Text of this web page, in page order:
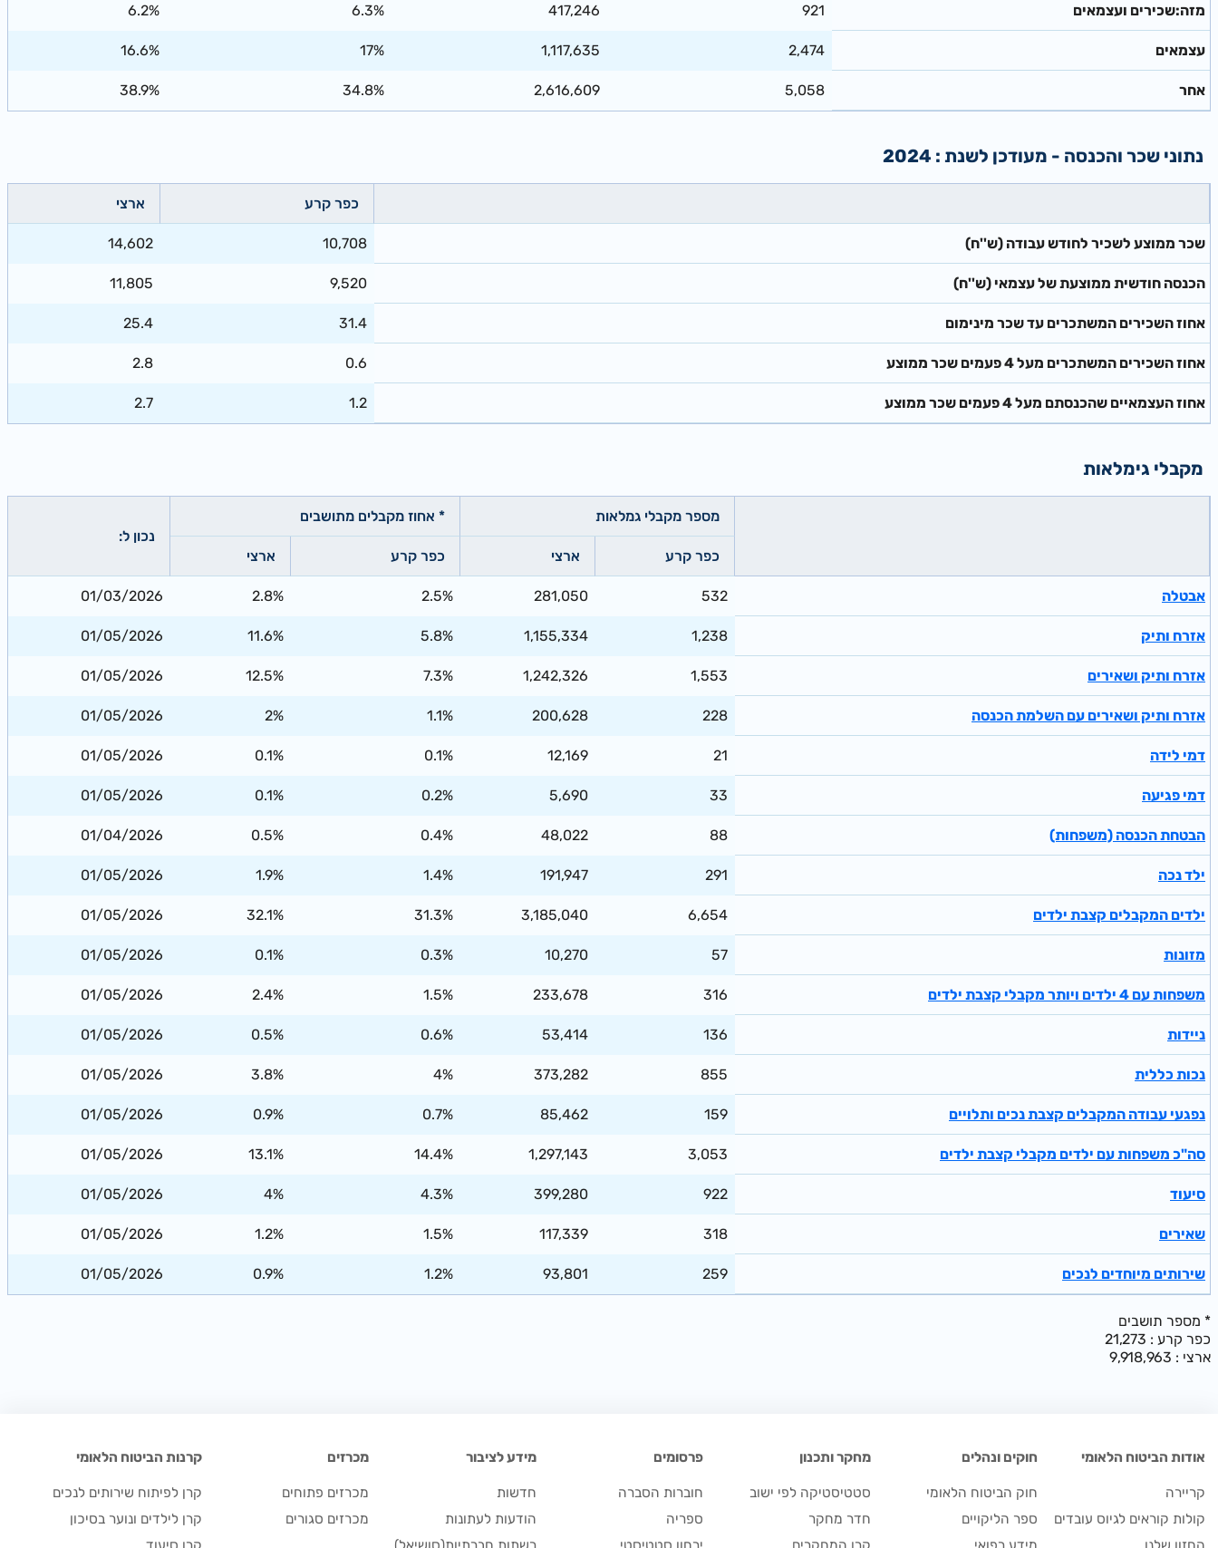
מזה:שכירים ועצמאים 921
417,246
6.3%
6.2%
עצמאים 2,474
1,117,635
17%
16.6%
אחר 5,058
2,616,609
34.8%
38.9%
נתוני שכר והכנסה - מעודכן לשנת : 2024
כפר קרע ארצי
(שכר ממוצע לשכיר לחודש עבודה (ש''ח 10,708
14,602
(הכנסה חודשית ממוצעת של עצמאי (ש''ח 9,520
11,805
אחוז השכירים המשתכרים עד שכר מינימום 31.4
25.4
אחוז השכירים המשתכרים מעל 4 פעמים שכר ממוצע 0.6
2.8
אחוז העצמאיים שהכנסתם מעל 4 פעמים שכר ממוצע 1.2
2.7
מקבלי גימלאות
מספר מקבלי גמלאות
* אחוז מקבלים מתושבים
נכון ל:
כפר קרע
ארצי כפר קרע ארצי
אבטלה 532
281,050
2.5%
2.8%
01/03/2026
אזרח ותיק 1,238
1,155,334
5.8%
11.6%
01/05/2026
אזרח ותיק ושאירים 1,553
1,242,326
7.3%
12.5%
01/05/2026
אזרח ותיק ושאירים עם השלמת הכנסה 228
200,628
1.1%
2%
01/05/2026
דמי לידה 21
12,169
0.1%
0.1%
01/05/2026
דמי פגיעה 33
5,690
0.2%
0.1%
01/05/2026
הבטחת הכנסה (משפחות) 88
48,022
0.4%
0.5%
01/04/2026
ילד נכה 291
191,947
1.4%
1.9%
01/05/2026
ילדים המקבלים קצבת ילדים 6,654
3,185,040
31.3%
32.1%
01/05/2026
מזונות 57
10,270
0.3%
0.1%
01/05/2026
משפחות עם 4 ילדים ויותר מקבלי קצבת ילדים 316
233,678
1.5%
2.4%
01/05/2026
ניידות 136
53,414
0.6%
0.5%
01/05/2026
נכות כללית 855
373,282
4%
3.8%
01/05/2026
נפגעי עבודה המקבלים קצבת נכים ותלויים 159
85,462
0.7%
0.9%
01/05/2026
סה"כ משפחות עם ילדים מקבלי קצבת ילדים 3,053
1,297,143
14.4%
13.1%
01/05/2026
סיעוד 922
399,280
4.3%
4%
01/05/2026
שאירים 318
117,339
1.5%
1.2%
01/05/2026
שירותים מיוחדים לנכים 259
93,801
1.2%
0.9%
01/05/2026
מספר תושבים *
כפר קרע : 21,273
ארצי : 9,918,963
אודות הביטוח הלאומי
קריירה
קולות קוראים לגיוס עובדים
חוקים ונהלים
חוק הביטוח הלאומי
ספר הליקויים
מחקר ותכנון
סטטיסטיקה לפי ישוב
חדר מחקר
פרסומים
חוברות הסברה
ספריה
מידע לציבור
חדשות
הודעות לעתונות
מכרזים
מכרזים פתוחים
מכרזים סגורים
קרנות הביטוח הלאומי
קרן לפיתוח שירותים לנכים
קרן לילדים ונוער בסיכון